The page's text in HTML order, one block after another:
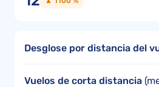
Desglose por distancia del
Vuelos de corta distancia